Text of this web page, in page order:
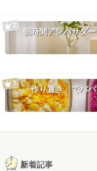
朝時間アンバサダ
「作り置き」でパ
新着記事